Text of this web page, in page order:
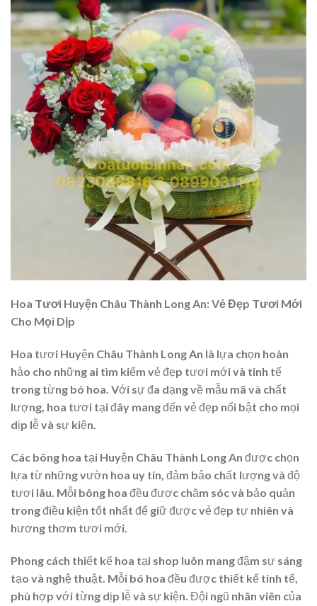
Hoa Tươi Huyện Châu Thành Long An: Vẻ Đẹp Tươi Mới
Cho Mọi Dịp
Hoa tươi Huyện Châu Thành Long An là lựa chọn hoàn
hảo cho những ai tìm kiếm vẻ đẹp tươi mới và tinh tế
trong từng bó hoa. Với sự đa dạng về mẫu mã và chất
lượng, hoa tươi tại đây mang đến vẻ đẹp nổi bật cho mọi
dịp lễ và sự kiện.
Các bông hoa tại Huyện Châu Thành Long An được chọn
lựa từ những vườn hoa uy tín, đảm bảo chất lượng và độ
tươi lâu. Mỗi bông hoa đều được chăm sóc và bảo quản
trong điều kiện tốt nhất để giữ được vẻ đẹp tự nhiên và
hương thơm tươi mới.
Phong cách thiết kế hoa tại shop luôn mang đậm sự sáng
tạo và nghệ thuật. Mỗi bó hoa đều được thiết kế tinh tế,
phù hợp với từng dịp lễ và sự kiện. Đội ngũ nhân viên của